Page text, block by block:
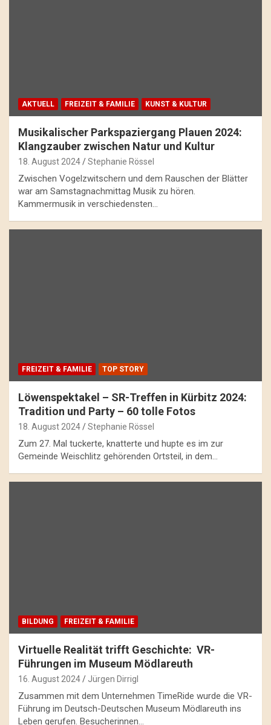
AKTUELL FREIZEIT & FAMILIE KUNST & KULTUR
Musikalischer Parkspaziergang Plauen 2024:
Klangzauber zwischen Natur und Kultur
18. August 2024 Stephanie Rössel
Zwischen Vogelzwitschern und dem Rauschen der Blätter
war am Samstagnachmittag Musik zu hören.
Kammermusik in verschiedensten…
FREIZEIT & FAMILIE TOP STORY
Löwenspektakel – SR-Treffen in Kürbitz 2024:
Tradition und Party – 60 tolle Fotos
18. August 2024 Stephanie Rössel
Zum 27. Mal tuckerte, knatterte und hupte es im zur
Gemeinde Weischlitz gehörenden Ortsteil, in dem…
BILDUNG FREIZEIT & FAMILIE
Virtuelle Realität trifft Geschichte: VR-
Führungen im Museum Mödlareuth
16. August 2024 Jürgen Dirrigl
Zusammen mit dem Unternehmen TimeRide wurde die VR-
Führung im Deutsch-Deutschen Museum Mödlareuth ins
Leben gerufen. Besucherinnen…